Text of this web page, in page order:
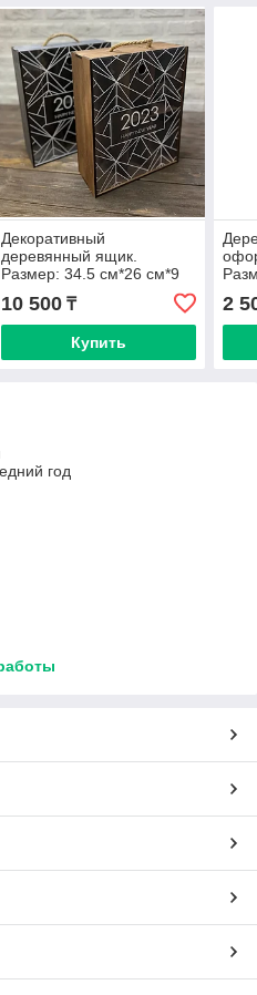
Декоративный
деревянный ящик.
Размер: 34.5 см*26 см*9
10 500₸
Купить
2
год